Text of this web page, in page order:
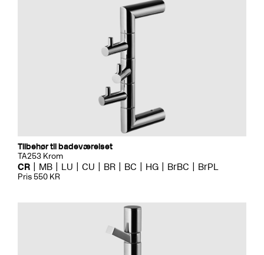
Tilbehør til badeværelset
TA253 Krom
CR MB LU CU BR BC HG BrBC BrPL
Pris 550 KR